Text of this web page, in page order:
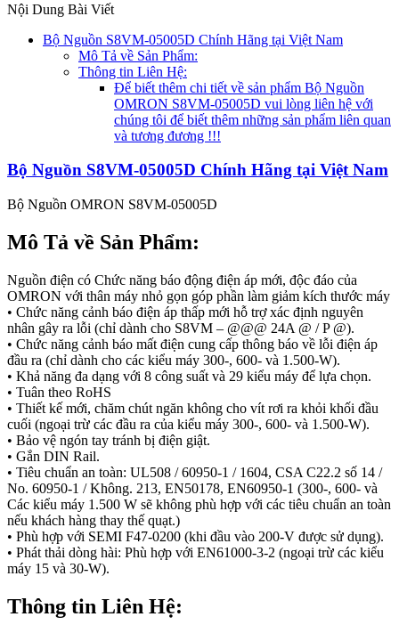
Nội Dung Bài Viết
Bộ Nguồn S8VM-05005D Chính Hãng tại Việt Nam
Mô Tả về Sản Phẩm:
Thông tin Liên Hệ:
Để biết thêm chi tiết về sản phẩm Bộ Nguồn
OMRON S8VM-05005D vui lòng liên hệ với
chúng tôi để biết thêm những sản phẩm liên quan
và tương đương !!!
Bộ Nguồn S8VM-05005D Chính Hãng tại Việt Nam
Bộ Nguồn OMRON S8VM-05005D
Mô Tả về Sản Phẩm:
Nguồn điện có Chức năng báo động điện áp mới, độc đáo của
OMRON với thân máy nhỏ gọn góp phần làm giảm kích thước máy
• Chức năng cảnh báo điện áp thấp mới hỗ trợ xác định nguyên
nhân gây ra lỗi (chỉ dành cho S8VM – @@@ 24A @ / P @).
• Chức năng cảnh báo mất điện cung cấp thông báo về lỗi điện áp
đầu ra (chỉ dành cho các kiểu máy 300-, 600- và 1.500-W).
• Khả năng đa dạng với 8 công suất và 29 kiểu máy để lựa chọn.
• Tuân theo RoHS
• Thiết kế mới, chăm chút ngăn không cho vít rơi ra khỏi khối đầu
cuối (ngoại trừ các đầu ra của kiểu máy 300-, 600- và 1.500-W).
• Bảo vệ ngón tay tránh bị điện giật.
• Gắn DIN Rail.
• Tiêu chuẩn an toàn: UL508 / 60950-1 / 1604, CSA C22.2 số 14 /
No. 60950-1 / Không. 213, EN50178, EN60950-1 (300-, 600- và
Các kiểu máy 1.500 W sẽ không phù hợp với các tiêu chuẩn an toàn
nếu khách hàng thay thế quạt.)
• Phù hợp với SEMI F47-0200 (khi đầu vào 200-V được sử dụng).
• Phát thải dòng hài: Phù hợp với EN61000-3-2 (ngoại trừ các kiểu
máy 15 và 30-W).
Thông tin Liên Hệ: